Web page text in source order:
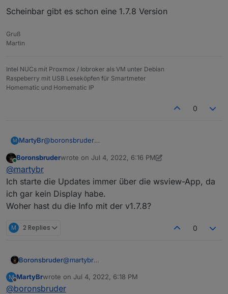
Scheinbar gibt es schon eine 1.7.8 Version
Gruß
Martin
Intel NUCs mit Proxmox / Iobroker als VM unter Debian
Raspeberry mit USB Leseköpfen für Smartmeter
Homematic und Homematic IP
0
M MartyBr@boronsbruder
Frage: Ich setze den DP1500 (GW1000A) ohne Display
der Weg über den Display-Anschluss beschrieben.
Gibt es eine Möglichkeit, dass ich die Station auch
ohne Display Updaten kann?
Scheinbar gibt es schon eine 1.7.8 Version
Online
Boronsbruderwrote on Jul 4, 2022, 6:16 PM
last edited by BoronsbruderJul 4, 2022, 8:17 PM
@martybr
Ich starte die Updates immer über die wsview-App, da
ich gar kein Display habe.
Woher hast du die Info mit der v1.7.8?
M 2 Replies 0
Boronsbruder@martybr
App, da ich gar kein Display habe.
Woher hast du die Info mit der v1.7.8?
M
Offline
MartyBrwrote on Jul 4, 2022, 6:18 PM
last edited by
@boronsbruder